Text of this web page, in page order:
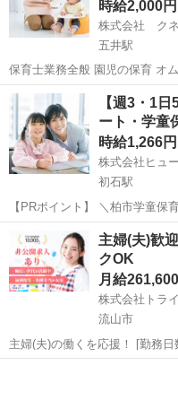
時給2,000円
株式会社 ク
五井駅
保育士業務全般 園児の保育 オムツ交換 給食の給仕 室内の片付け・清
掃など お便り帳などの記入 そ
千葉 市原市 五井駅
【週3・1
ート・学
時給1,266円
株式会社ヒュ
初石駅
【PRポイント】 ＼柏市学童保育室で
公庁案件！無理なくできる週3
柏市 初石駅
主婦(夫)歓
クOK
月給
株式会社トラ
流山市
主婦(夫)の働くを応援！ [勤務日数]： 週5日~ 07:00~20:00 [勤務地・最
寄駅]： 千葉県流山市駒木台